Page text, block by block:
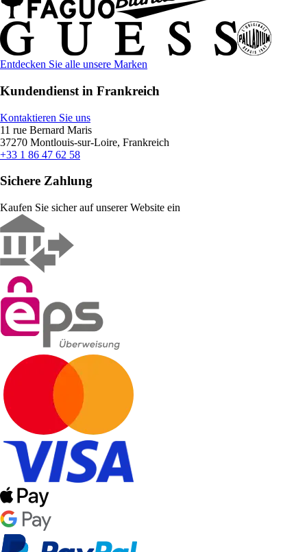
Entdecken Sie alle unsere Marken
Kundendienst in Frankreich
Kontaktieren Sie uns
11 rue Bernard Maris
37270 Montlouis-sur-Loire, Frankreich
+33 1 86 47 62 58
Sichere Zahlung
Kaufen Sie sicher auf unserer Website ein